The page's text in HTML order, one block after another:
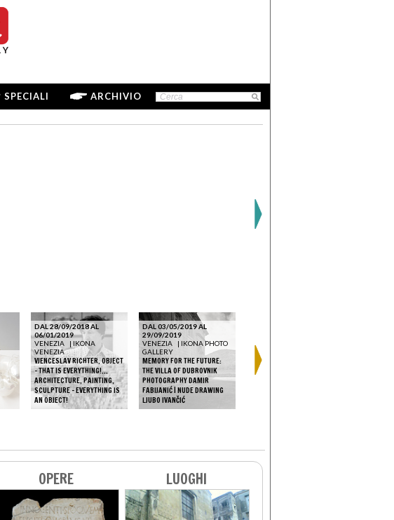
SPECIALI ARCHIVIO
DAL 28/09/2018 AL
06/01/2019
VENEZIA
| IKONA
VENEZIA
VJENCESLAV RICHTER. OBJECT
– THAT IS EVERYTHING!…
ARCHITECTURE, PAINTING,
SCULPTURE - EVERYTHING IS
AN OBJECT!
DAL 03/05/2019 AL
29/09/2019
VENEZIA
| IKONA PHOTO
GALLERY
MEMORY FOR THE FUTURE:
THE VILLA OF DUBROVNIK
PHOTOGRAPHY DAMIR
FABIJANIĆ | NUDE DRAWING
LJUBO IVANČIĆ
GALLERY
MEMORY FOR THE FUTURE:
THE VILLA OF DUBROVNIK
OPERE LUOGHI